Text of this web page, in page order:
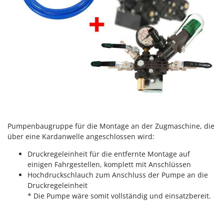
Vakuumiergeräte
Vertikutierer
Vogelscheuchen - Vogelabwehr
Wasserpumpen für Traktoren
Weitere Produkte
Wiesenwalzen für Traktor
Wippsägen
Wurstfüller
Zerstäuber
Kenwood
LAR Casalinghi
Linea VZ
Lisam
Lotusgrill
Pumpenbaugruppe für die Montage an der Zugmaschine, die
über eine Kardanwelle angeschlossen wird:
Druckregeleinheit für die entfernte Montage auf
einigen Fahrgestellen, komplett mit Anschlüssen
Hochdruckschlauch zum Anschluss der Pumpe an die
Druckregeleinheit
* Die Pumpe wäre somit vollständig und einsatzbereit.